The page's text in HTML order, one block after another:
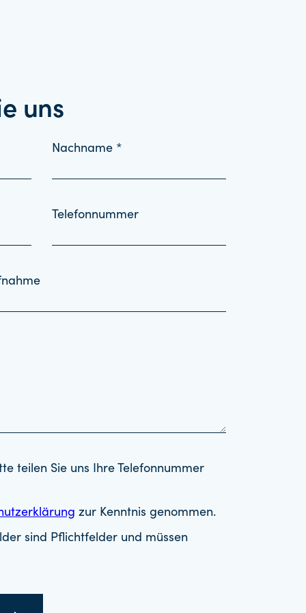
uns
Nachname *
Telefonnummer
teilen Sie uns Ihre Telefonnummer
zur Kenntnis genommen.
sind Pflichtfelder und müssen